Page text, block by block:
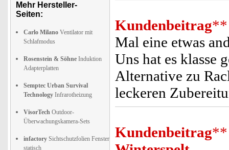
Mehr Hersteller-
Seiten:
Carlo Milano Ventilator mit
Schlafmodus
Rosenstein & Söhne Induktion
Adapterplatten
Semptec Urban Survival
Technology Infrarotheizung
VisorTech Outdoor-
Überwachungskamera-Sets
infactory Sichtschutzfolien Fenster
statisch
Kundenbeitrag**
Mal eine etwas
Uns hat es klasse
Alternative zu
leckeren
Kundenbeitrag**